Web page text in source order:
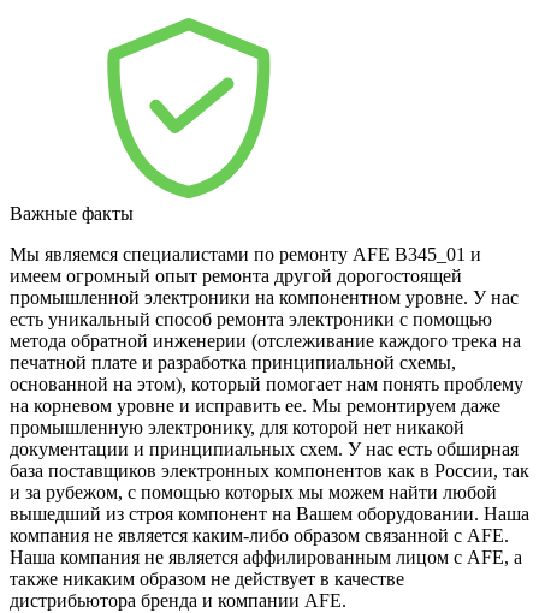
Важные факты
Мы являемся специалистами по ремонту AFE B345_01 и
имеем огромный опыт ремонта другой дорогостоящей
промышленной электроники на компонентном уровне. У нас
есть уникальный способ ремонта электроники с помощью
метода обратной инженерии (отслеживание каждого трека на
печатной плате и разработка принципиальной схемы,
основанной на этом), который помогает нам понять проблему
на корневом уровне и исправить ее. Мы ремонтируем даже
промышленную электронику, для которой нет никакой
документации и принципиальных схем. У нас есть обширная
база поставщиков электронных компонентов как в России, так
и за рубежом, с помощью которых мы можем найти любой
вышедший из строя компонент на Вашем оборудовании. Наша
компания не является каким-либо образом связанной с AFE.
Наша компания не является аффилированным лицом с AFE, а
также никаким образом не действует в качестве
дистрибьютора бренда и компании AFE.